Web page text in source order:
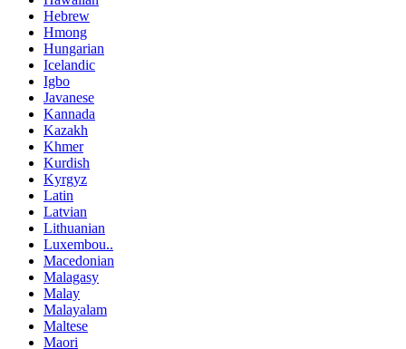
Hebrew
Hmong
Hungarian
Icelandic
Igbo
Javanese
Kannada
Kazakh
Khmer
Kurdish
Kyrgyz
Latin
Latvian
Lithuanian
Luxembou..
Macedonian
Malagasy
Malay
Malayalam
Maltese
Maori